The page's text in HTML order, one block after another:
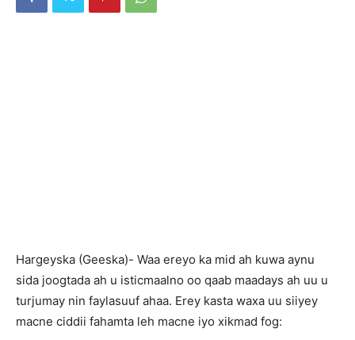
Hargeyska (Geeska)- Waa ereyo ka mid ah kuwa aynu
sida joogtada ah u isticmaalno oo qaab maadays ah uu u
turjumay nin faylasuuf ahaa. Erey kasta waxa uu siiyey
macne ciddii fahamta leh macne iyo xikmad fog: